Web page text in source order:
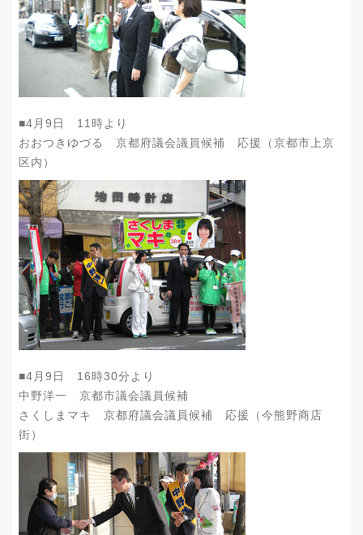
■4月9日 11時より
おおつきゆづる 京都府議会議員候補 応援（京都市上京
区内）
■4月9日 16時30分より
中野洋一 京都市議会議員候補
さくしまマキ 京都府議会議員候補 応援（今熊野商店
街）